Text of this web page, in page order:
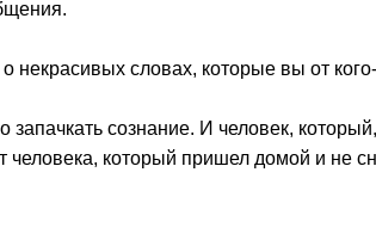
некрасивых словах, которые вы от
сознание. И человек,
человека, который пришел домой и не